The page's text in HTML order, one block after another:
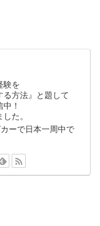
験を
る方法』と題して
！
た。
ーで日本一周中で